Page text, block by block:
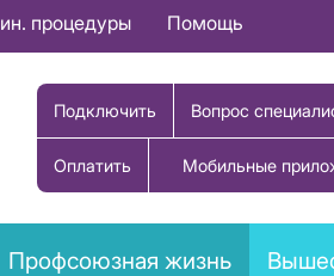
процедуры Помощь
Подключить Вопрос
Оплатить Мобильные
Профсоюзная жизнь